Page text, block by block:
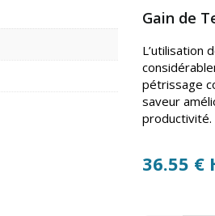
Gain de
L’utilisation
pétrissage
saveur
productivité.
36.55 €